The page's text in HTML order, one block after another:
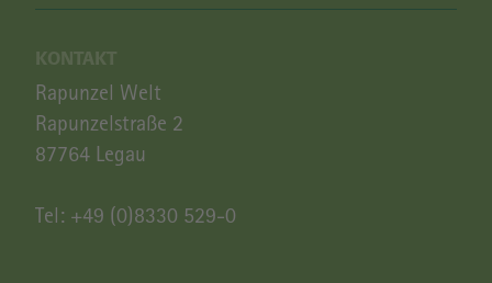
KONTAKT
Rapunzel Welt
Rapunzelstraße 2
87764 Legau
Tel: +49 (0)8330 529-0